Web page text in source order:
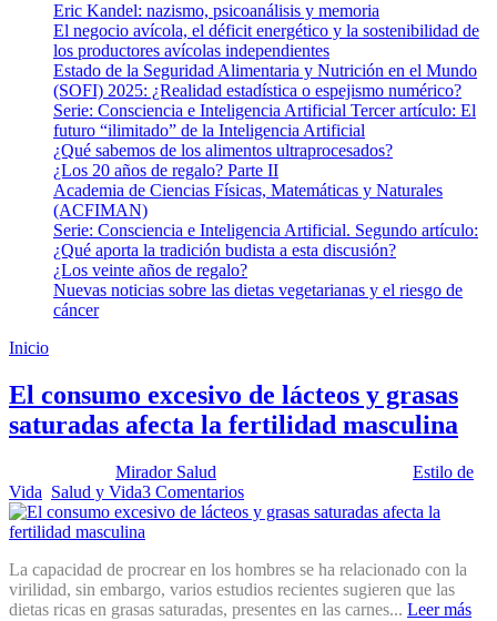
Eric Kandel: nazismo, psicoanálisis y memoria
El negocio avícola, el déficit energético y la sostenibilidad de
los productores avícolas independientes
Estado de la Seguridad Alimentaria y Nutrición en el Mundo
(SOFI) 2025: ¿Realidad estadística o espejismo numérico?
Serie: Consciencia e Inteligencia Artificial Tercer artículo: El
futuro “ilimitado” de la Inteligencia Artificial
¿Qué sabemos de los alimentos ultraprocesados?
¿Los 20 años de regalo? Parte II
Academia de Ciencias Físicas, Matemáticas y Naturales
(ACFIMAN)
Serie: Consciencia e Inteligencia Artificial. Segundo artículo:
¿Qué aporta la tradición budista a esta discusión?
¿Los veinte años de regalo?
Nuevas noticias sobre las dietas vegetarianas y el riesgo de
cáncer
Inicio
El consumo excesivo de lácteos y grasas
saturadas afecta la fertilidad masculina
Mirador Salud
Estilo de
Vida Salud y Vida3 Comentarios
La capacidad de procrear en los hombres se ha relacionado con la
virilidad, sin embargo, varios estudios recientes sugieren que las
dietas ricas en grasas saturadas, presentes en las carnes... Leer más